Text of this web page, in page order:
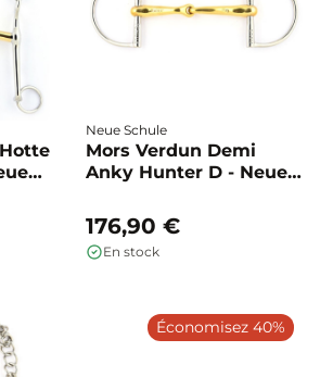
Neue Schule
Mors Verdun Demi
Anky Hunter D - Neue
176,90 €
En stock
Économisez 40%